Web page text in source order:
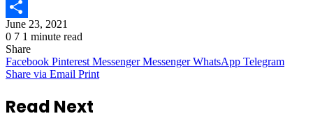
Email
Share
June 23, 2021
0 7 1 minute read
Share
Facebook Pinterest Messenger Messenger WhatsApp Telegram
Share via Email Print
Read Next